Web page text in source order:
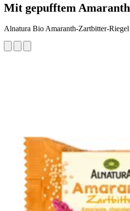
Mit gepufftem Amaranth
Alnatura Bio Amaranth-Zartbitter-Riegel